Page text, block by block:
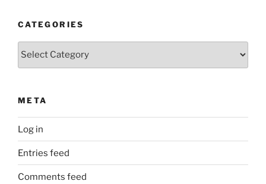
CATEGORIES
Categories
META
Log in
Entries feed
Comments feed